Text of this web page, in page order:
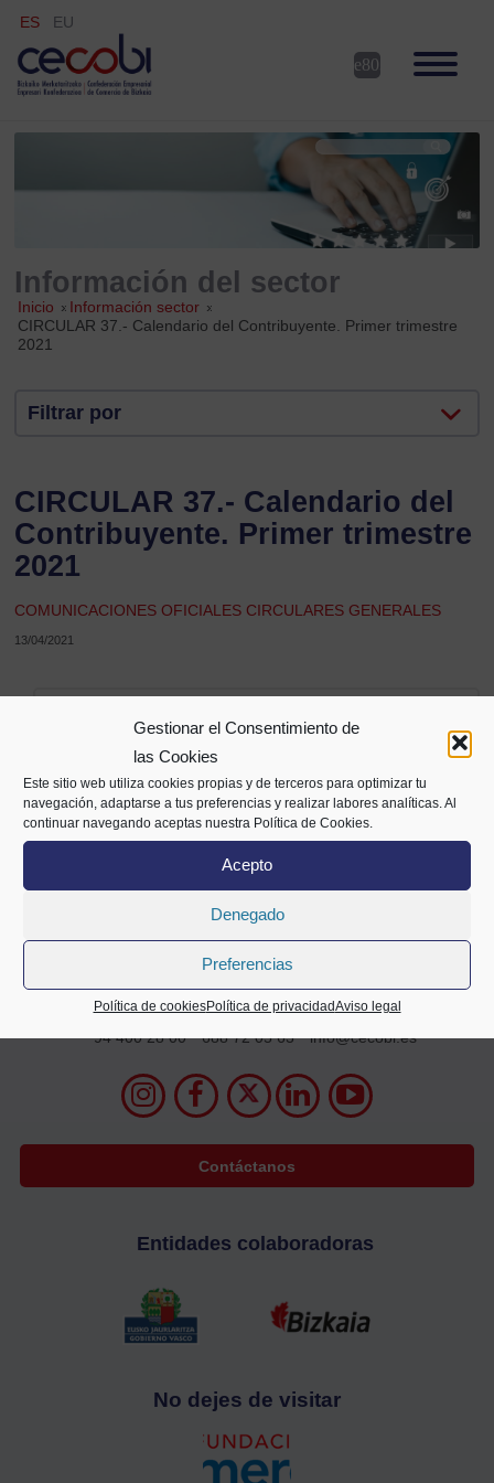
Gestionar el Consentimiento de
las Cookies
Este sitio web utiliza cookies propias y de terceros para optimizar tu
navegación, adaptarse a tus preferencias y realizar labores analíticas. Al
continuar navegando aceptas nuestra Política de Cookies.
Acepto
Denegado
Preferencias
Política de cookiesPolítica de privacidadAviso legal
ES EU
Información del sector
Inicio » Información sector »
CIRCULAR 37.- Calendario del Contribuyente. Primer trimestre
2021
Filtrar por
CIRCULAR 37.- Calendario del
Contribuyente. Primer trimestre
2021
COMUNICACIONES OFICIALES CIRCULARES GENERALES
13/04/2021
Alameda Mazarredo 69,
2º planta
48009 Bilbao
94 400 28 00
688 72 05 63 info@cecobi.es
Contáctanos
Entidades colaboradoras
No dejes de visitar